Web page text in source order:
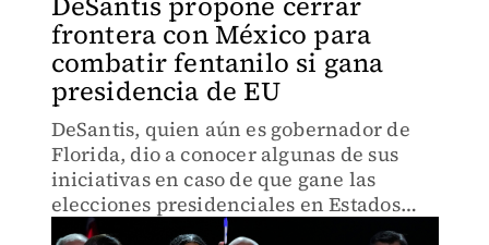
frontera con México para
combatir fentanilo si gana
presidencia de EU
DeSantis, quien aún es gobernador de
Florida, dio a conocer algunas de sus
iniciativas en caso de que gane las
elecciones presidenciales en Estados
Unidos.